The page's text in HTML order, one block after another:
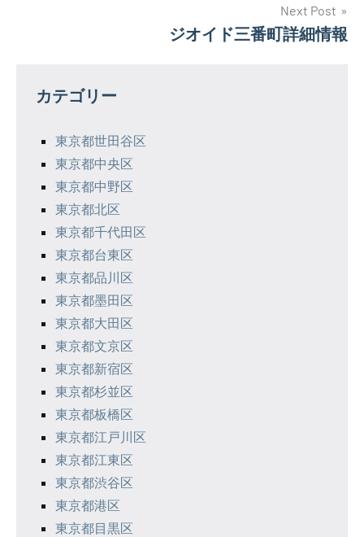
ー
Next Post
ジオイド三番町詳細情報
カテゴリー
東京都世田谷区
東京都中央区
東京都中野区
東京都北区
東京都千代田区
東京都台東区
東京都品川区
東京都墨田区
東京都大田区
東京都文京区
東京都新宿区
東京都杉並区
東京都板橋区
東京都江戸川区
東京都江東区
東京都渋谷区
東京都港区
東京都目黒区